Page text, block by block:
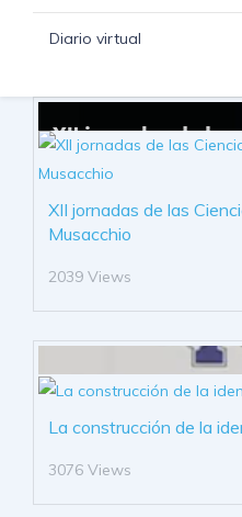
Diario virtual
XII jornadas de las
Musacchio
2039 Views
La construcción de la
3076 Views